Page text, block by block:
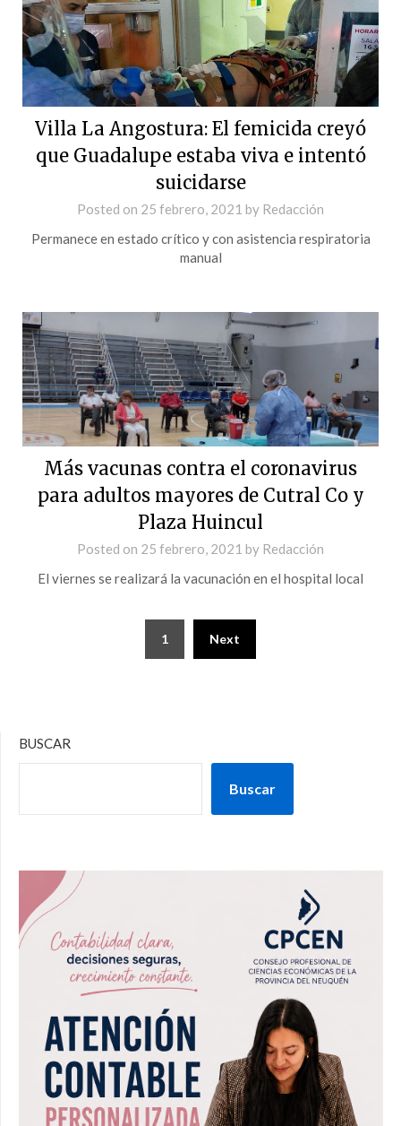
Villa La Angostura: El femicida creyó
que Guadalupe estaba viva e intentó
suicidarse
Posted on 25 febrero, 2021 by Redacción
Permanece en estado crítico y con asistencia respiratoria
manual
Más vacunas contra el coronavirus
para adultos mayores de Cutral Co y
Plaza Huincul
Posted on 25 febrero, 2021 by Redacción
El viernes se realizará la vacunación en el hospital local
1 Next
BUSCAR
Buscar